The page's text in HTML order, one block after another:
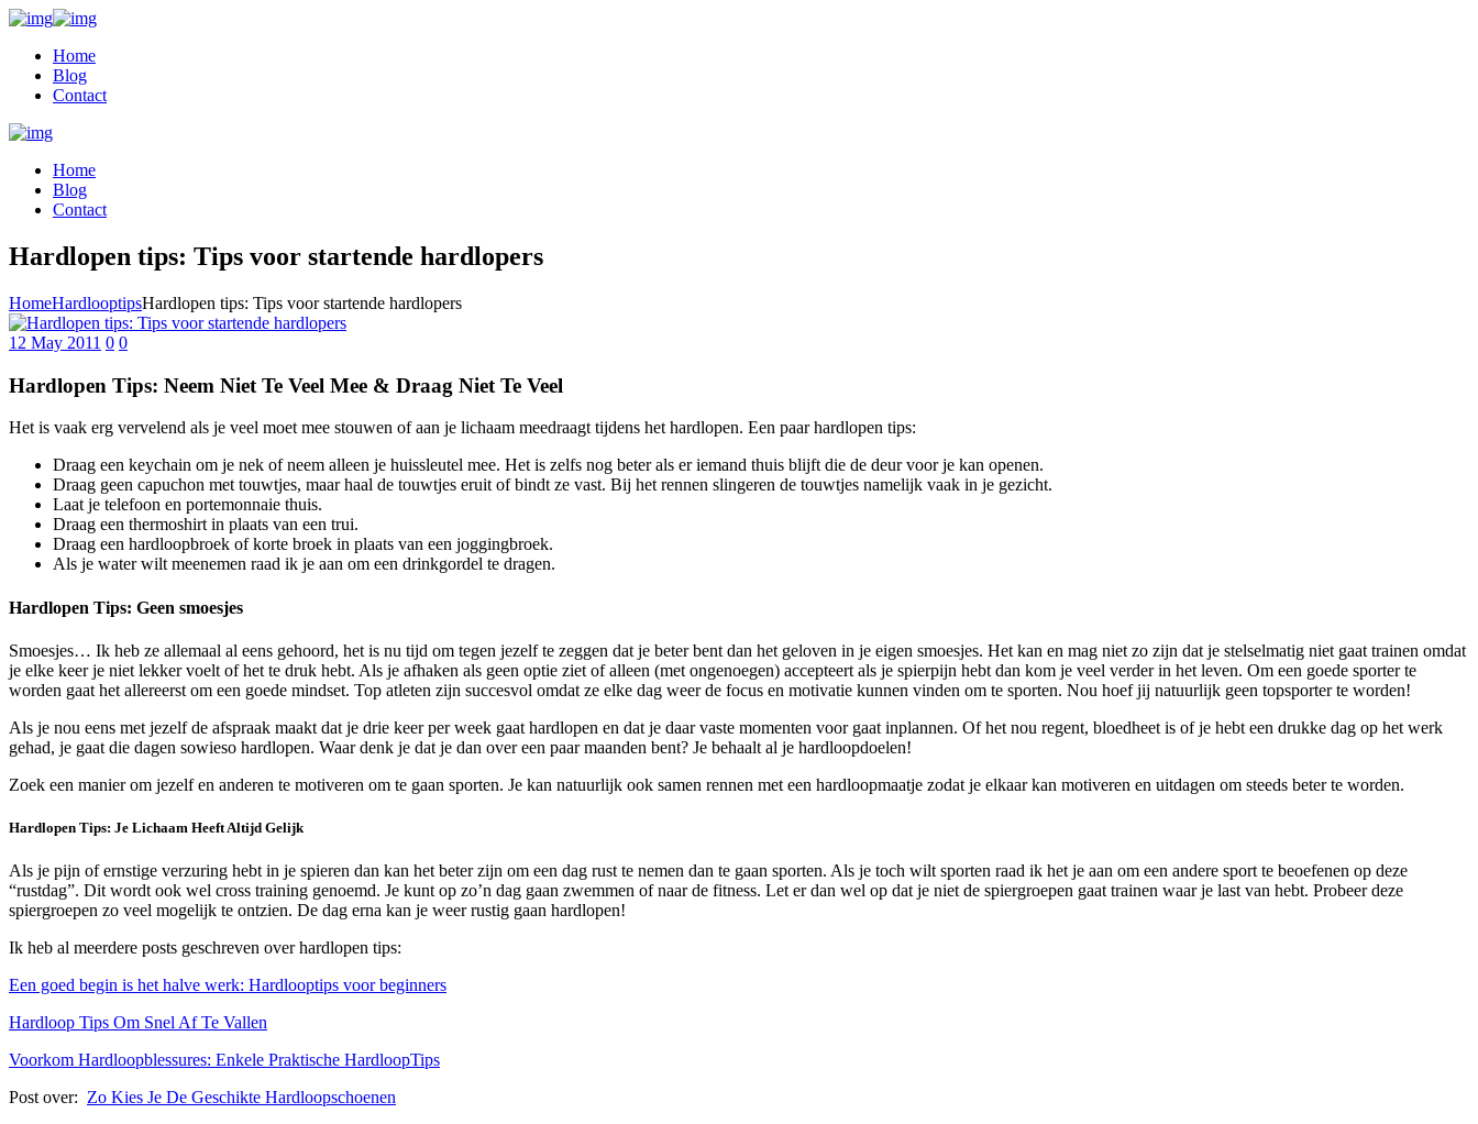
Home
Blog
Contact
Home
Blog
Contact
Hardlopen tips: Tips voor startende hardlopers
HomeHardlooptipsHardlopen tips: Tips voor startende hardlopers
12 May 2011 0 0
Hardlopen Tips: Neem Niet Te Veel Mee & Draag Niet Te Veel
Het is vaak erg vervelend als je veel moet mee stouwen of aan je lichaam meedraagt tijdens het hardlopen. Een paar hardlopen tips:
Draag een keychain om je nek of neem alleen je huissleutel mee. Het is zelfs nog beter als er iemand thuis blijft die de deur voor je kan openen.
Draag geen capuchon met touwtjes, maar haal de touwtjes eruit of bindt ze vast. Bij het rennen slingeren de touwtjes namelijk vaak in je gezicht.
Laat je telefoon en portemonnaie thuis.
Draag een thermoshirt in plaats van een trui.
Draag een hardloopbroek of korte broek in plaats van een joggingbroek.
Als je water wilt meenemen raad ik je aan om een drinkgordel te dragen.
Hardlopen Tips: Geen smoesjes
Smoesjes… Ik heb ze allemaal al eens gehoord, het is nu tijd om tegen jezelf te zeggen dat je beter bent dan het geloven in je eigen smoesjes. Het kan en mag niet zo zijn dat je stelselmatig niet gaat trainen omdat
je elke keer je niet lekker voelt of het te druk hebt. Als je afhaken als geen optie ziet of alleen (met ongenoegen) accepteert als je spierpijn hebt dan kom je veel verder in het leven. Om een goede sporter te
worden gaat het allereerst om een goede mindset. Top atleten zijn succesvol omdat ze elke dag weer de focus en motivatie kunnen vinden om te sporten. Nou hoef jij natuurlijk geen topsporter te worden!
Als je nou eens met jezelf de afspraak maakt dat je drie keer per week gaat hardlopen en dat je daar vaste momenten voor gaat inplannen. Of het nou regent, bloedheet is of je hebt een drukke dag op het werk
gehad, je gaat die dagen sowieso hardlopen. Waar denk je dat je dan over een paar maanden bent? Je behaalt al je hardloopdoelen!
Zoek een manier om jezelf en anderen te motiveren om te gaan sporten. Je kan natuurlijk ook samen rennen met een hardloopmaatje zodat je elkaar kan motiveren en uitdagen om steeds beter te worden.
Hardlopen Tips: Je Lichaam Heeft Altijd Gelijk
Als je pijn of ernstige verzuring hebt in je spieren dan kan het beter zijn om een dag rust te nemen dan te gaan sporten. Als je toch wilt sporten raad ik het je aan om een andere sport te beoefenen op deze
“rustdag”. Dit wordt ook wel cross training genoemd. Je kunt op zo’n dag gaan zwemmen of naar de fitness. Let er dan wel op dat je niet de spiergroepen gaat trainen waar je last van hebt. Probeer deze
spiergroepen zo veel mogelijk te ontzien. De dag erna kan je weer rustig gaan hardlopen!
Ik heb al meerdere posts geschreven over hardlopen tips:
Een goed begin is het halve werk: Hardlooptips voor beginners
Hardloop Tips Om Snel Af Te Vallen
Voorkom Hardloopblessures: Enkele Praktische HardloopTips
Post over: Zo Kies Je De Geschikte Hardloopschoenen